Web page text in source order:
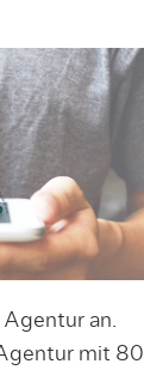
an.
mit 80